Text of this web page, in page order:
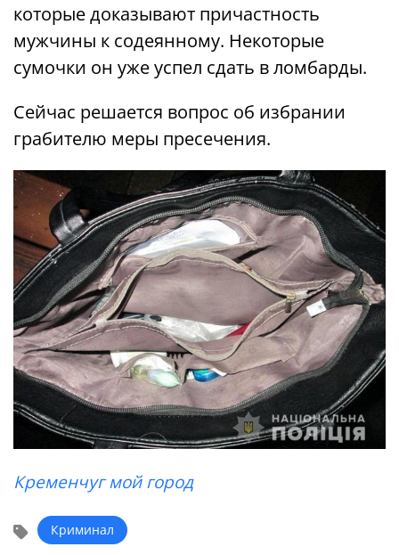
которые доказывают причастность
мужчины к содеянному. Некоторые
сумочки он уже успел сдать в ломбарды.
Сейчас решается вопрос об избрании
грабителю меры пресечения.
Кременчуг мой город
Криминал